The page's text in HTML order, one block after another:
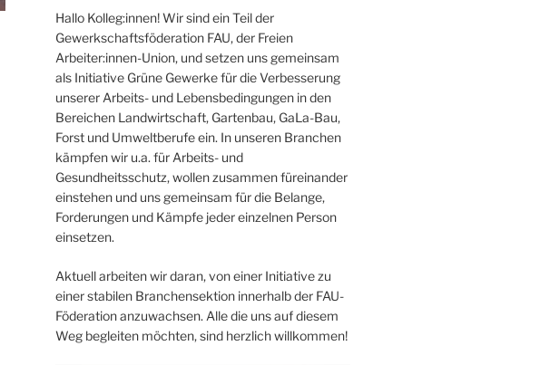
Hallo Kolleg:innen! Wir sind ein Teil der
Gewerkschaftsföderation FAU, der Freien
Arbeiter:innen-Union, und setzen uns gemeinsam
als Initiative Grüne Gewerke für die Verbesserung
unserer Arbeits- und Lebensbedingungen in den
Bereichen Landwirtschaft, Gartenbau, GaLa-Bau,
Forst und Umweltberufe ein. In unseren Branchen
kämpfen wir u.a. für Arbeits- und
Gesundheitsschutz, wollen zusammen füreinander
einstehen und uns gemeinsam für die Belange,
Forderungen und Kämpfe jeder einzelnen Person
einsetzen.
Aktuell arbeiten wir daran, von einer Initiative zu
einer stabilen Branchensektion innerhalb der FAU-
Föderation anzuwachsen. Alle die uns auf diesem
Weg begleiten möchten, sind herzlich willkommen!